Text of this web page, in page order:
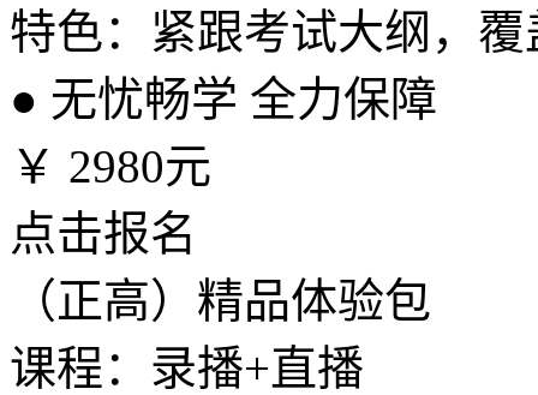
特色：紧跟考试大纲，
● 无忧畅学 全力保障
￥ 2980元
点击报名
（正高）精品体验包
课程：录播+直播